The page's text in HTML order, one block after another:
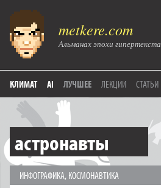
metkere.com
Альманах эпохи гипертекста
КЛИМАТ AI ЛУЧШЕЕ ЛЕКЦИИ СТАТЬИ
астронавты
ИНФОГРАФИКА, КОСМОНАВТИКА